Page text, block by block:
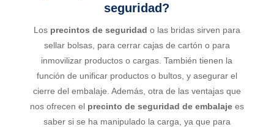
seguridad?
Los precintos de seguridad o las bridas sirven para
sellar bolsas, para cerrar cajas de cartón o para
inmovilizar productos o cargas. También tienen la
función de unificar productos o bultos, y asegurar el
cierre del embalaje. Además, otra de las ventajas que
nos ofrecen el precinto de seguridad de embalajees
saber si se ha manipulado la carga, ya que para